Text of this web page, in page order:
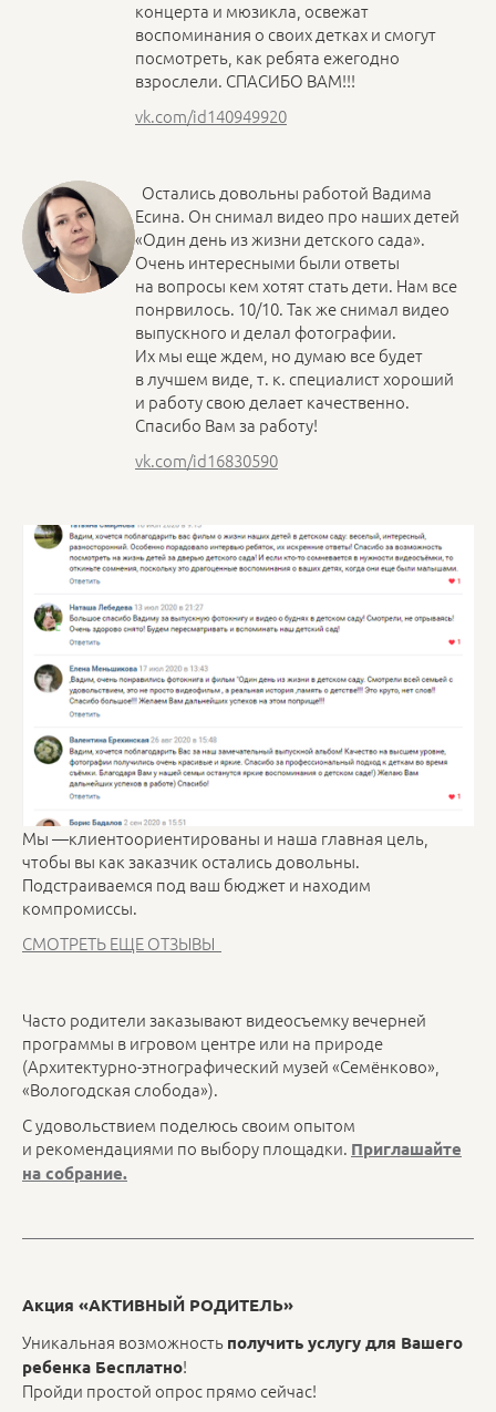
концерта и мюзикла, освежат
воспоминания о своих детках и смогут
посмотреть, как ребята ежегодно
взрослели. СПАСИБО ВАМ!!!
vk.com/id140949920
Остались довольны работой Вадима
Есина. Он снимал видео про наших детей
«Один день из жизни детского сада».
Очень интересными были ответы
на вопросы кем хотят стать дети. Нам все
понрвилось. 10/10. Так же снимал видео
выпускного и делал фотографии.
Их мы еще ждем, но думаю все будет
в лучшем виде, т. к. специалист хороший
и работу свою делает качественно.
Спасибо Вам за работу!
vk.com/id16830590
Мы —клиентоориентированы и наша главная цель,
чтобы вы как заказчик остались довольны.
Подстраиваемся под ваш бюджет и находим
компромиссы.
СМОТРЕТЬ ЕЩЕ ОТЗЫВЫ
Часто родители заказывают видеосъемку вечерней
программы в игровом центре или на природе
(Архитектурно-этнографический музей «Семёнково»,
«Вологодская слобода»).
С удовольствием поделюсь своим опытом
и рекомендациями по выбору площадки. Приглашайте
на собрание.
Акция «АКТИВНЫЙ РОДИТЕЛЬ»
Уникальная возможность получить услугу для Вашего
ребенка Бесплатно!
Пройди простой опрос прямо сейчас!